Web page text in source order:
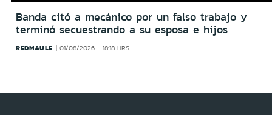
Banda citó a mecánico por un falso trabajo y
terminó secuestrando a su esposa e hijos
REDMAULE 01/08/2026 - 18:18 HRS